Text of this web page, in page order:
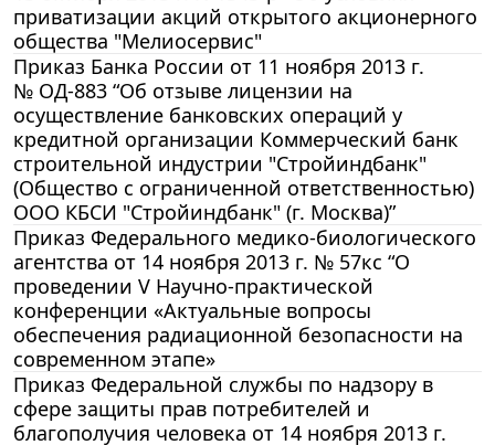
приватизации акций открытого акционерного
общества "Мелиосервис"
Приказ Банка России от 11 ноября 2013 г.
№ ОД-883 “Об отзыве лицензии на
осуществление банковских операций у
кредитной организации Коммерческий банк
строительной индустрии "Стройиндбанк"
(Общество с ограниченной ответственностью)
ООО КБСИ "Стройиндбанк" (г. Москва)”
Приказ Федерального медико-биологического
агентства от 14 ноября 2013 г. № 57кс “О
проведении V Научно-практической
конференции «Актуальные вопросы
обеспечения радиационной безопасности на
современном этапе»
Приказ Федеральной службы по надзору в
сфере защиты прав потребителей и
благополучия человека от 14 ноября 2013 г.